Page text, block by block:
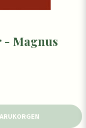
- Magnus